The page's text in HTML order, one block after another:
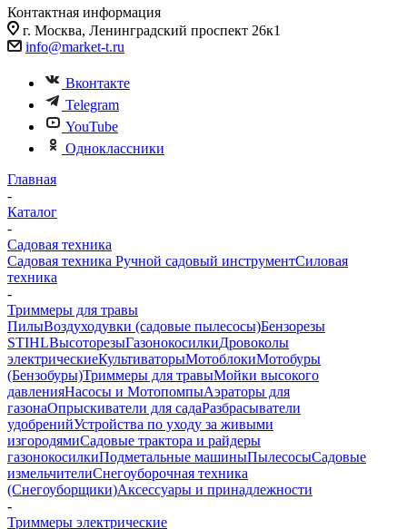
Контактная информация
г. Москва, Ленинградский проспект 26к1
info@market-t.ru
Вконтакте
Telegram
YouTube
Одноклассники
Главная
-
Каталог
-
Садовая техника
Садовая техника Ручной садовый инструментСиловая
техника
-
Триммеры для травы
ПилыВоздуходувки (садовые пылесосы)Бензорезы
STIHLВысоторезыГазонокосилкиДровоколы
электрическиеКультиваторыМотоблокиМотобуры
(Бензобуры)Триммеры для травыМойки высокого
давленияНасосы и МотопомпыАэраторы для
газонаОпрыскиватели для садаРазбрасыватели
удобренийУстройства по уходу за живыми
изгородямиСадовые трактора и райдеры
газонокосилкиПодметальные машиныПылесосыСадовые
измельчителиСнегоуборочная техника
(Снегоуборщики)Аксессуары и принадлежности
-
Триммеры электрические